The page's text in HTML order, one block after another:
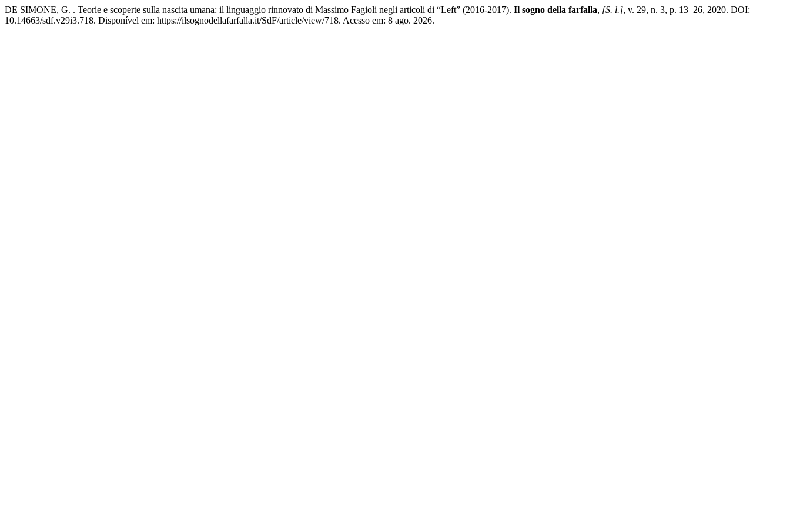
DE SIMONE, G. . Teorie e scoperte sulla nascita umana: il linguaggio rinnovato di Massimo Fagioli negli articoli di “Left” (2016-2017). Il sogno della farfalla, [S. l.], v. 29, n. 3, p. 13–26, 2020. DOI:
10.14663/sdf.v29i3.718. Disponível em: https://ilsognodellafarfalla.it/SdF/article/view/718. Acesso em: 8 ago. 2026.